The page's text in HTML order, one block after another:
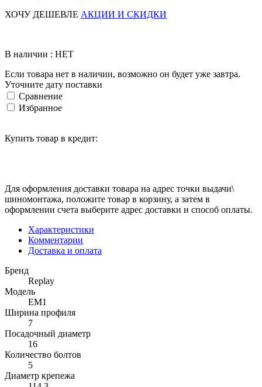
ХОЧУ ДЕШЕВЛЕ АКЦИИ И СКИДКИ
В наличии : НЕТ
Если товара нет в наличии, возможно он будет уже завтра.
Уточните дату поставки
Сравнение
Избранное
Купить товар в кредит:
Для оформления доставки товара на адрес точки выдачи\
шиномонтажа, положите товар в корзину, а затем в
оформлении счета выберите адрес доставки и способ оплаты.
Характеристики
Комментарии
Доставка и оплата
Бренд
Replay
Модель
EM1
Ширина профиля
7
Посадочный диаметр
16
Количество болтов
5
Диаметр крепежа